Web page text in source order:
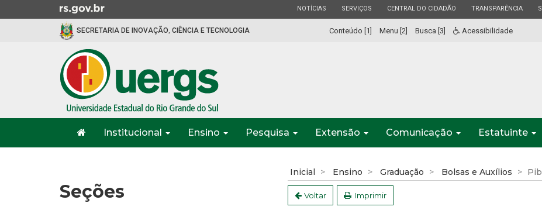
para
Ir
a
ESTADO
NOTÍCIAS ESTADO
SERVIÇOS ESTADO
CENTRAL DO CIDADÃO ESTADO
TRANSPARÊNCIA
SECRETARIA DE INOVAÇÃO, CIÊNCIA E TECNOLOGIA Conteúdo [1] Menu [2] Busca [3] Acessibilidade
do
Institucional Ensino Pesquisa Extensão Comunicação Estatuinte
Seções
Inicial Ensino Graduação Bolsas e Auxílios
Voltar Imprimir